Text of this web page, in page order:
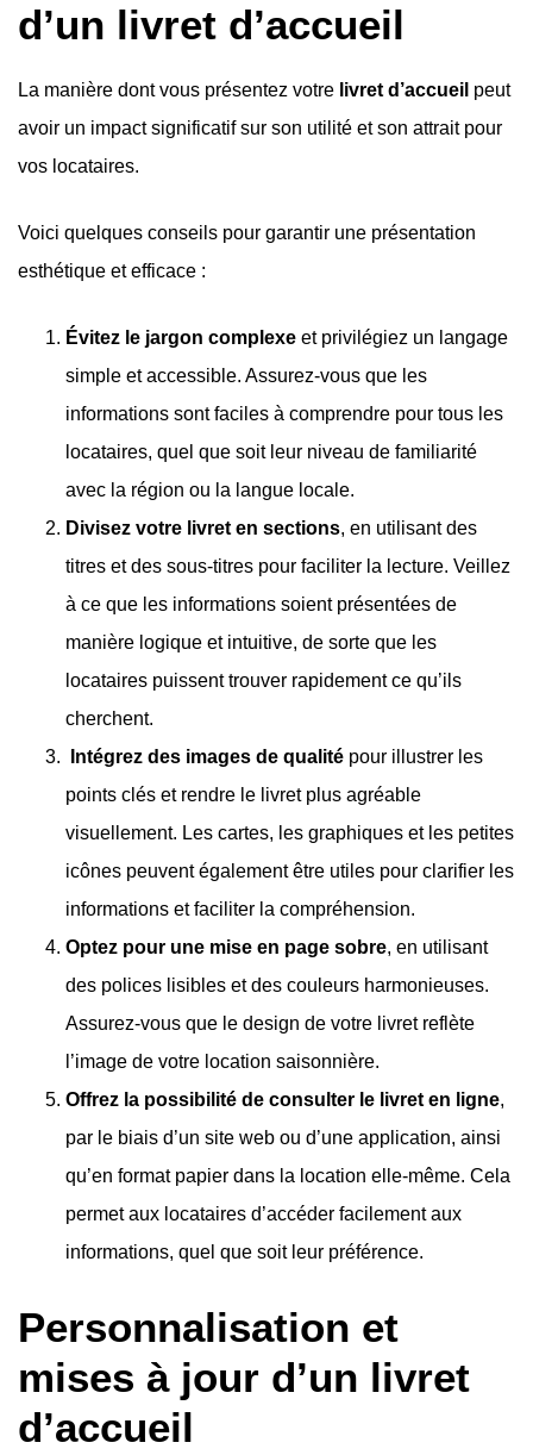
d’un livret d’accueil
La manière dont vous présentez votre livret d’accueil peut
avoir un impact significatif sur son utilité et son attrait pour
vos locataires.
Voici quelques conseils pour garantir une présentation
esthétique et efficace :
Évitez le jargon complexe et privilégiez un langage
simple et accessible. Assurez-vous que les
informations sont faciles à comprendre pour tous les
locataires, quel que soit leur niveau de familiarité
avec la région ou la langue locale.
Divisez votre livret en sections, en utilisant des
titres et des sous-titres pour faciliter la lecture. Veillez
à ce que les informations soient présentées de
manière logique et intuitive, de sorte que les
locataires puissent trouver rapidement ce qu’ils
cherchent.
Intégrez des images de qualité pour illustrer les
points clés et rendre le livret plus agréable
visuellement. Les cartes, les graphiques et les petites
icônes peuvent également être utiles pour clarifier les
informations et faciliter la compréhension.
Optez pour une mise en page sobre, en utilisant
des polices lisibles et des couleurs harmonieuses.
Assurez-vous que le design de votre livret reflète
l’image de votre location saisonnière.
Offrez la possibilité de consulter le livret en ligne,
par le biais d’un site web ou d’une application, ainsi
qu’en format papier dans la location elle-même. Cela
permet aux locataires d’accéder facilement aux
informations, quel que soit leur préférence.
Personnalisation et
mises à jour d’un livret
d’accueil